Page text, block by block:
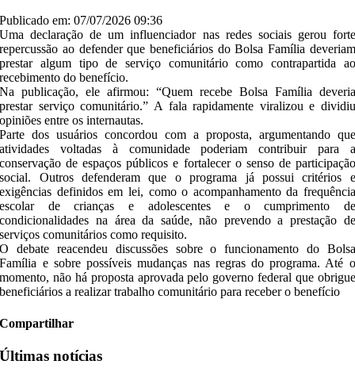
Publicado em: 07/07/2026 09:36
Uma declaração de um influenciador nas redes sociais gerou forte
repercussão ao defender que beneficiários do Bolsa Família deveriam
prestar algum tipo de serviço comunitário como contrapartida ao
recebimento do benefício.
Na publicação, ele afirmou: “Quem recebe Bolsa Família deveria
prestar serviço comunitário.” A fala rapidamente viralizou e dividiu
opiniões entre os internautas.
Parte dos usuários concordou com a proposta, argumentando que
atividades voltadas à comunidade poderiam contribuir para a
conservação de espaços públicos e fortalecer o senso de participação
social. Outros defenderam que o programa já possui critérios e
exigências definidos em lei, como o acompanhamento da frequência
escolar de crianças e adolescentes e o cumprimento de
condicionalidades na área da saúde, não prevendo a prestação de
serviços comunitários como requisito.
O debate reacendeu discussões sobre o funcionamento do Bolsa
Família e sobre possíveis mudanças nas regras do programa. Até o
momento, não há proposta aprovada pelo governo federal que obrigue
beneficiários a realizar trabalho comunitário para receber o benefício
Compartilhar
Últimas notícias